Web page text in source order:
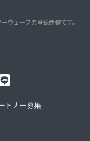
ウェーブの登録商標です。
トナー募集